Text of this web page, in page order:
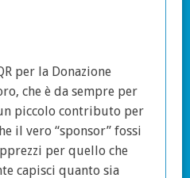
per la Donazione
che è da sempre per
piccolo contributo per
il vero “sponsor” fossi
per quello che
capisci quanto sia